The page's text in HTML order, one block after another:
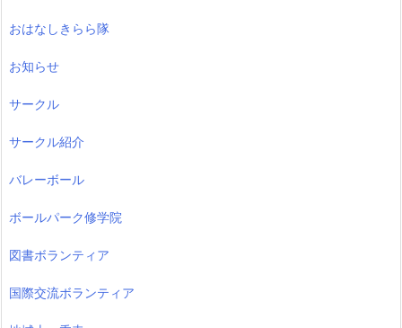
おはなしきらら隊
お知らせ
サークル
サークル紹介
バレーボール
ボールパーク修学院
図書ボランティア
国際交流ボランティア